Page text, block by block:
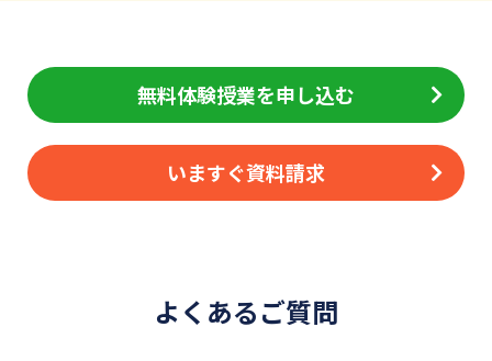
無料体験授業を申し込む
いますぐ資料請求
よくあるご質問